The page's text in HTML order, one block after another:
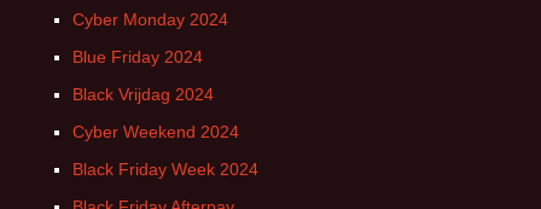
Cyber Monday 2024
Blue Friday 2024
Black Vrijdag 2024
Cyber Weekend 2024
Black Friday Week 2024